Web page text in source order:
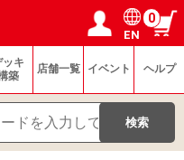
員登録
EN
0
ッキ
築
店舗一覧 イベント ヘルプ